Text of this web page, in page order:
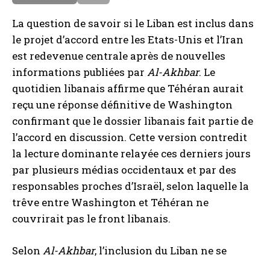
i
s
La question de savoir si le Liban est inclus dans
le projet d’accord entre les Etats-Unis et l’Iran
est redevenue centrale après de nouvelles
informations publiées par Al-Akhbar. Le
quotidien libanais affirme que Téhéran aurait
reçu une réponse définitive de Washington
confirmant que le dossier libanais fait partie de
l’accord en discussion. Cette version contredit
la lecture dominante relayée ces derniers jours
par plusieurs médias occidentaux et par des
responsables proches d’Israël, selon laquelle la
trêve entre Washington et Téhéran ne
couvrirait pas le front libanais.
Selon Al-Akhbar, l’inclusion du Liban ne se